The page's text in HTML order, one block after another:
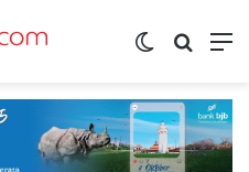
Switch skin